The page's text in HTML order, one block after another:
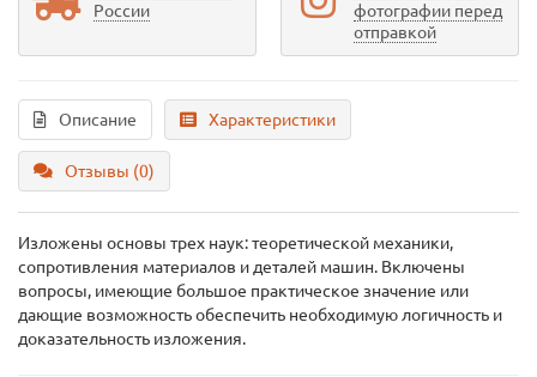
России
фотографии перед
отправкой
Описание Характеристики
Отзывы (0)
Изложены основы трех наук: теоретической механики,
сопротивления материалов и деталей машин. Включены
вопросы, имеющие большое практическое значение или
дающие возможность обеспечить необходимую логичность и
доказательность изложения.